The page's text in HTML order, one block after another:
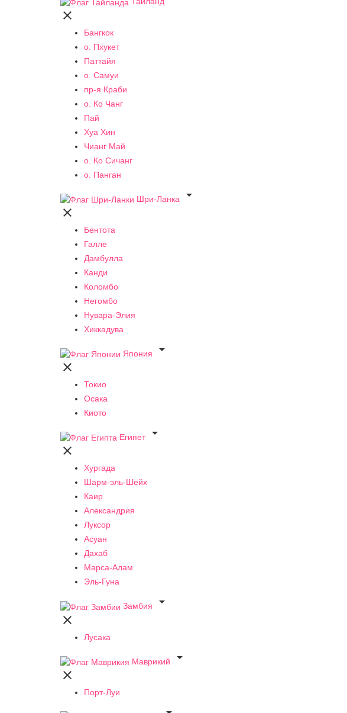

Бангкок
о. Пхукет
Паттайя
о. Самуи
пр-я Краби
о. Ко Чанг
Пай
Хуа Хин
Чианг Май
о. Ко Сичанг
о. Панган
Шри-Ланка


Бентота
Галле
Дамбулла
Канди
Коломбо
Негомбо
Нувара-Элия
Хиккадува
Япония


Токио
Осака
Киото
Египет


Хургада
Шарм-эль-Шейх
Каир
Александрия
Луксор
Асуан
Дахаб
Марса-Алам
Эль-Гуна
Замбия


Лусака
Маврикий


Порт-Луи